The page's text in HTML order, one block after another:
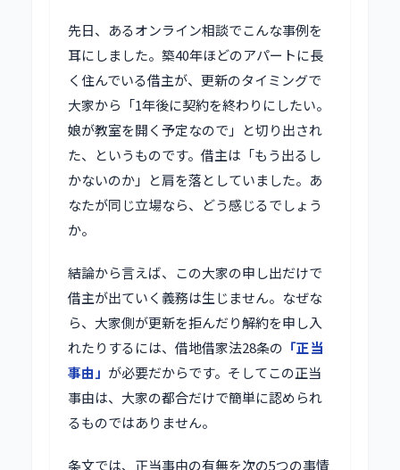
先日、あるオンライン相談でこんな事例を
耳にしました。築40年ほどのアパートに長
く住んでいる借主が、更新のタイミングで
大家から「1年後に契約を終わりにしたい。
娘が教室を開く予定なので」と切り出され
た、というものです。借主は「もう出るし
かないのか」と肩を落としていました。あ
なたが同じ立場なら、どう感じるでしょう
か。
結論から言えば、この大家の申し出だけで
借主が出ていく義務は生じません。なぜな
ら、大家側が更新を拒んだり解約を申し入
れたりするには、借地借家法28条の 「正当
事由」 が必要だからです。そしてこの正当
事由は、大家の都合だけで簡単に認められ
るものではありません。
条文では、正当事由の有無を次の5つの事情